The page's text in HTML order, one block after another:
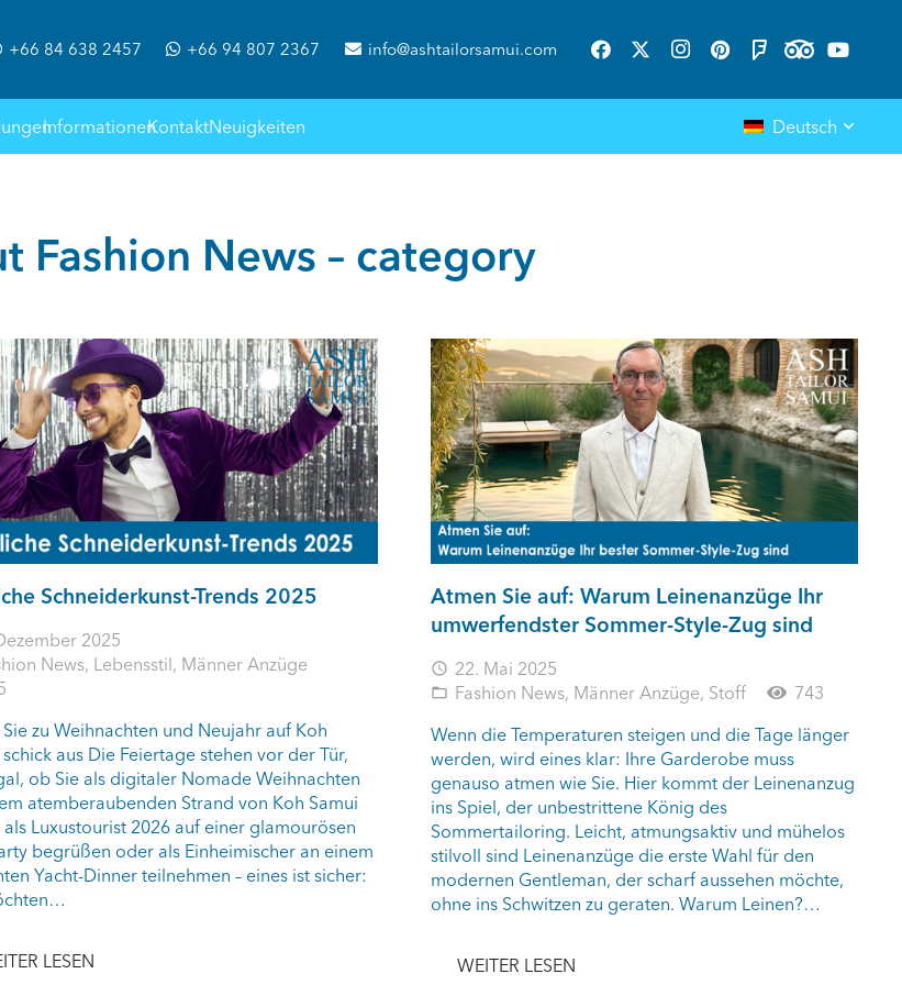
+66 84 638 2457 +66 94 807 2367 info@ashtailorsamui.com
InformationenKontaktNeuigkeiten Deutsch
Fashion News – category
Schneiderkunst-Trends 2025
2025
News, Lebensstil, Männer Anzüge
Sie zu Weihnachten und Neujahr auf Koh
schick aus Die Feiertage stehen vor der Tür,
ob Sie als digitaler Nomade Weihnachten
atemberaubenden Strand von Koh Samui
Luxustourist 2026 auf einer glamourösen
begrüßen oder als Einheimischer an einem
Yacht-Dinner teilnehmen – eines ist sicher:
LESEN
Atmen Sie auf: Warum Leinenanzüge Ihr
umwerfendster Sommer-Style-Zug sind
access_time 22. Mai 2025
folder_open Fashion News, Männer Anzüge, Stoff
743
Wenn die Temperaturen steigen und die Tage länger
werden, wird eines klar: Ihre Garderobe muss
genauso atmen wie Sie. Hier kommt der Leinenanzug
ins Spiel, der unbestrittene König des
Sommertailoring. Leicht, atmungsaktiv und mühelos
stilvoll sind Leinenanzüge die erste Wahl für den
modernen Gentleman, der scharf aussehen möchte,
ohne ins Schwitzen zu geraten. Warum Leinen?…
WEITER LESEN